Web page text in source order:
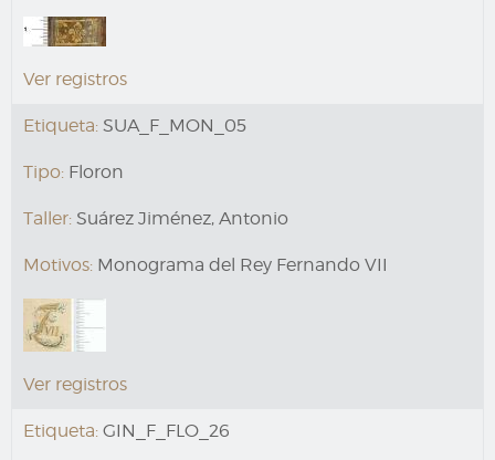
Ver registros
Etiqueta: SUA_F_MON_05
Tipo: Floron
Taller: Suárez Jiménez, Antonio
Motivos: Monograma del Rey Fernando VII
Ver registros
Etiqueta: GIN_F_FLO_26